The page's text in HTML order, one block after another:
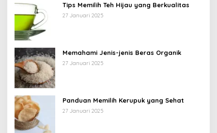
Tips Memilih Teh Hijau yang Berkualitas
27 Januari 2025
Memahami Jenis-jenis Beras Organik
27 Januari 2025
Panduan Memilih Kerupuk yang Sehat
27 Januari 2025